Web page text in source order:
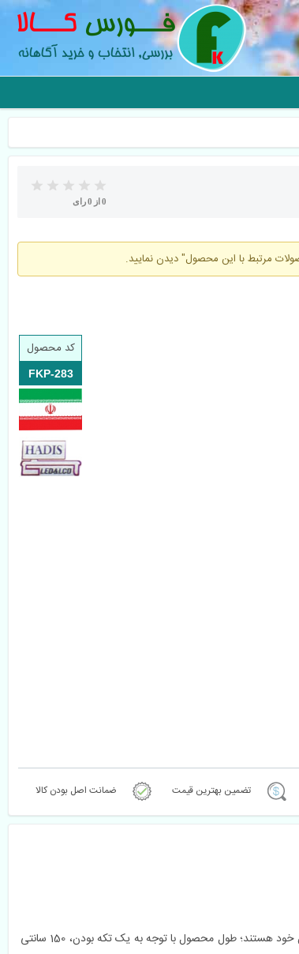
0 از 0رای
مرتبط با این محصول" دیدن نمایید.
کد محصول
FKP-283
تضمین بهترین قیمت ضمانت اصل بودن کالا
میز تلویزیون مدل کلاسیک آجری یک تکه ثابت، با طراحی زیبا، جادار و در عین حال ساده، گزینه مناسبی برای افرادی است که به دنبال حجم و فضای بیشتری در میز تلویزیون خود هستند؛ طول محصول با توجه به یک تکه بودن، 150 سانتی